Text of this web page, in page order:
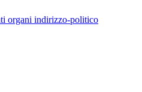
organi indirizzo-politico